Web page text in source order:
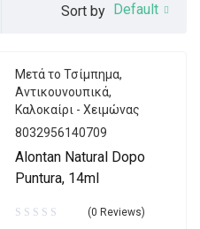
Sort by Default
Μετά το Τσίμπημα,
Αντικουνουπικά,
Καλοκαίρι - Χειμώνας
8032956140709
Alontan Natural Dopo
Puntura, 14ml
(0 Reviews)